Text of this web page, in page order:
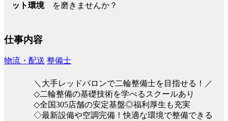
ット環境
を磨きませんか？
仕事内容
物流・配送 整備士
＼大手レッドバロンで二輪整備士を目指せる！／
◇二輪整備の基礎技術を学べるスクールあり
◇全国305店舗の安定基盤◎福利厚生も充実
◇最新設備や空調完備！快適な環境で整備できる